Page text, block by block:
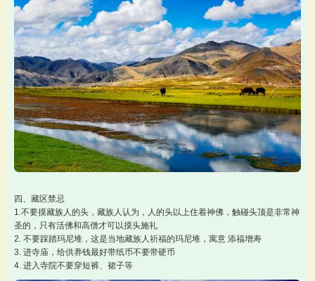
四、藏区禁忌
1.不要摸藏族人的头，藏族人认为，人的头以上住着神佛，触碰头顶是非常神
圣的，只有活佛和高僧才可以摸头施礼
2. 不要踩踏玛尼堆，这是当地藏族人祈福的玛尼堆，寓意 添福增寿
3. 进寺庙，给供养钱最好带纸币不要带硬币
4. 进入寺院不要穿短裤、裙子等